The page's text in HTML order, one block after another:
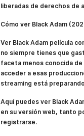
liberadas de derechos de
Cómo ver Black Adam
Ver Black Adam película
no siempre tienes que
faceta menos conocida
acceder a esas
streaming está
Aquí puedes ver Black
en su versión web, tanto
registrarse.